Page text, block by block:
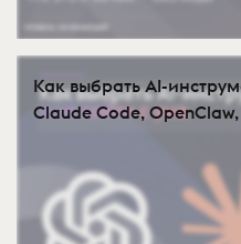
Как выбрать AI-
Claude Code,